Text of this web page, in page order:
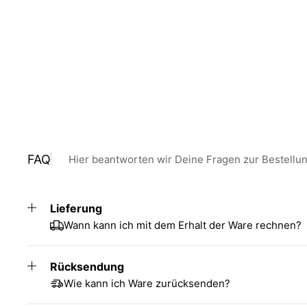
FAQ Hier beantworten wir Deine Fragen zur
Lieferung
Wann kann ich mit dem Erhalt der Ware rechnen?
Rücksendung
Wie kann ich Ware zurücksenden?